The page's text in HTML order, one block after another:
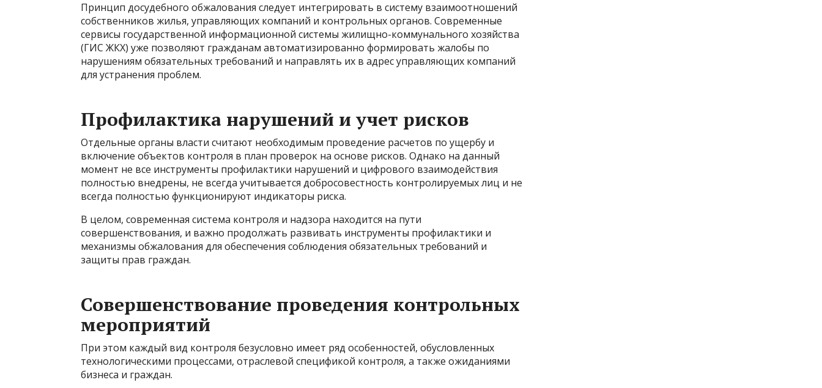
Принцип досудебного обжалования следует интегрировать в систему взаимоотношений
собственников жилья, управляющих компаний и контрольных органов. Современные
сервисы государственной информационной системы жилищно-коммунального хозяйства
(ГИС ЖКХ) уже позволяют гражданам автоматизированно формировать жалобы по
нарушениям обязательных требований и направлять их в адрес управляющих компаний
для устранения проблем.
Профилактика нарушений и учет рисков
Отдельные органы власти считают необходимым проведение расчетов по ущербу и
включение объектов контроля в план проверок на основе рисков. Однако на данный
момент не все инструменты профилактики нарушений и цифрового взаимодействия
полностью внедрены, не всегда учитывается добросовестность контролируемых лиц и не
всегда полностью функционируют индикаторы риска.
В целом, современная система контроля и надзора находится на пути
совершенствования, и важно продолжать развивать инструменты профилактики и
механизмы обжалования для обеспечения соблюдения обязательных требований и
защиты прав граждан.
Совершенствование проведения контрольных
мероприятий
При этом каждый вид контроля безусловно имеет ряд особенностей, обусловленных
технологическими процессами, отраслевой спецификой контроля, а также ожиданиями
бизнеса и граждан.